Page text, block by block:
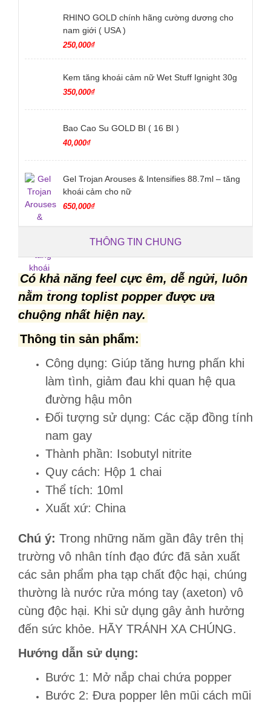
RHINO GOLD chính hãng cường dương cho
nam giới ( USA )
250,000₫
Kem tăng khoái cảm nữ Wet Stuff Ignight 30g
350,000₫
Bao Cao Su GOLD BI ( 16 BI )
40,000₫
Gel Trojan Arouses & Intensifies 88.7ml – tăng
khoái cảm cho nữ
650,000₫
THÔNG TIN CHUNG
Có khả năng feel cực êm, dễ ngửi, luôn
nằm trong toplist popper được ưa
chuộng nhất hiện nay.
Thông tin sản phẩm:
Công dụng: Giúp tăng hưng phấn khi
làm tình, giảm đau khi quan hệ qua
đường hậu môn
Đối tượng sử dụng: Các cặp đồng tính
nam gay
Thành phần: Isobutyl nitrite
Quy cách: Hộp 1 chai
Thể tích: 10ml
Xuất xứ: China
Chú ý: Trong những năm gần đây trên thị
trường vô nhân tính đạo đức đã sản xuất
các sản phẩm pha tạp chất độc hại, chúng
thường là nước rửa móng tay (axeton) vô
cùng độc hại. Khi sử dụng gây ảnh hưởng
đến sức khỏe. HÃY TRÁNH XA CHÚNG.
Hướng dẫn sử dụng:
Bước 1: Mở nắp chai chứa popper
Bước 2: Đưa popper lên mũi cách mũi